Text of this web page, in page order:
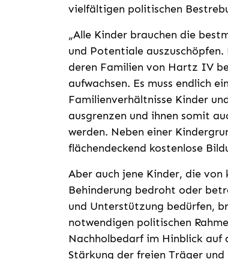
vielfältigen politischen
„Alle Kinder brauchen die
und Potentiale
deren Familien von Hartz IV
aufwachsen. Es muss endlich
Familienverhältnisse Kinder
ausgrenzen und ihnen somit
werden. Neben einer
flächendeckend kostenlose
Aber auch jene Kinder, die
Behinderung bedroht oder
und Unterstützung bedürfen,
notwendigen politischen
Nachholbedarf im Hinblick auf
Stärkung der freien Träger